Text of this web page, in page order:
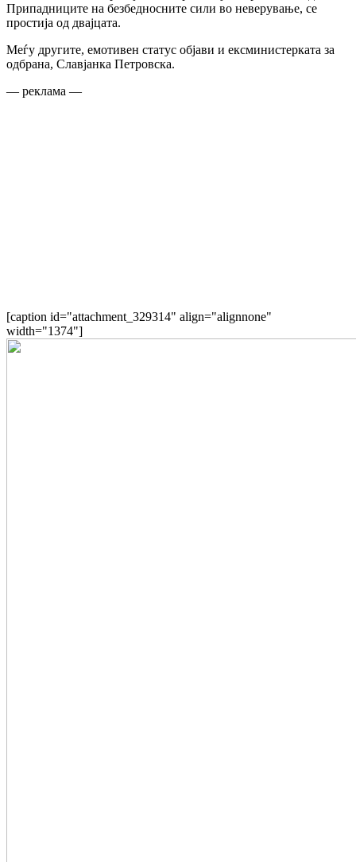
Припадниците на безбедносните сили во неверување, се
простија од двајцата.
Меѓу другите, емотивен статус објави и ексминистерката за
одбрана, Славјанка Петровска.
— реклама —
[caption id="attachment_329314" align="alignnone"
width="1374"]